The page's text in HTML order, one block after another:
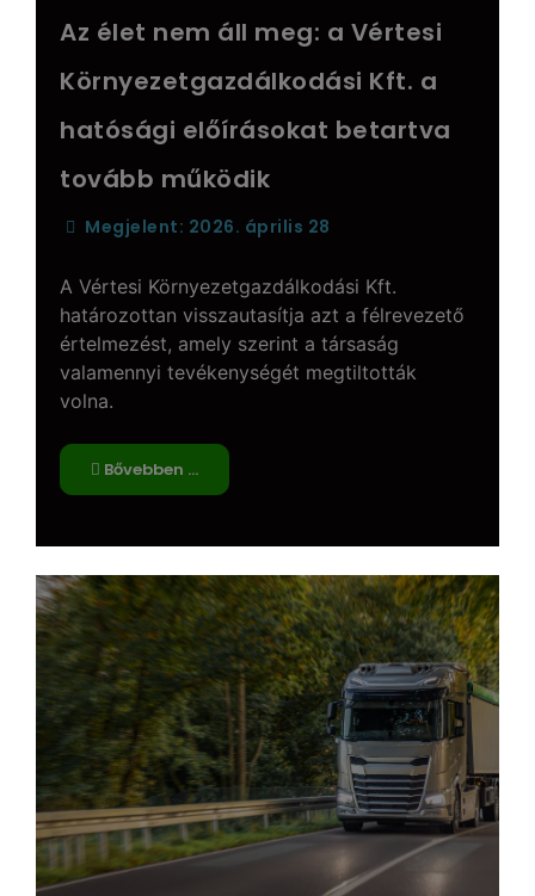
Az élet nem áll meg: a Vértesi
Környezetgazdálkodási Kft. a
hatósági előírásokat betartva
tovább működik
Megjelent: 2026. április 28
A Vértesi Környezetgazdálkodási Kft.
határozottan visszautasítja azt a félrevezető
értelmezést, amely szerint a társaság
valamennyi tevékenységét megtiltották
volna.
Bővebben …